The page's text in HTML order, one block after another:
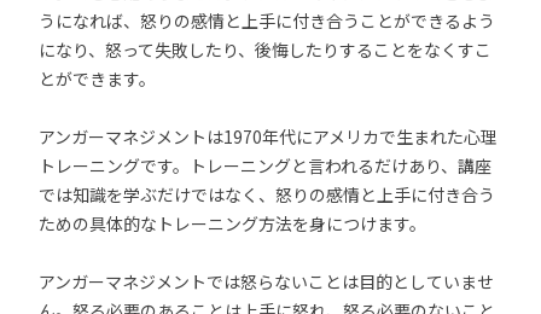
うになれば、怒りの感情と上手に付き合うことができるよう
になり、怒って失敗したり、後悔したりすることをなくすこ
とができます。
アンガーマネジメントは1970年代にアメリカで生まれた心理
トレーニングです。トレーニングと言われるだけあり、講座
では知識を学ぶだけではなく、怒りの感情と上手に付き合う
ための具体的なトレーニング方法を身につけます。
アンガーマネジメントでは怒らないことは目的としていませ